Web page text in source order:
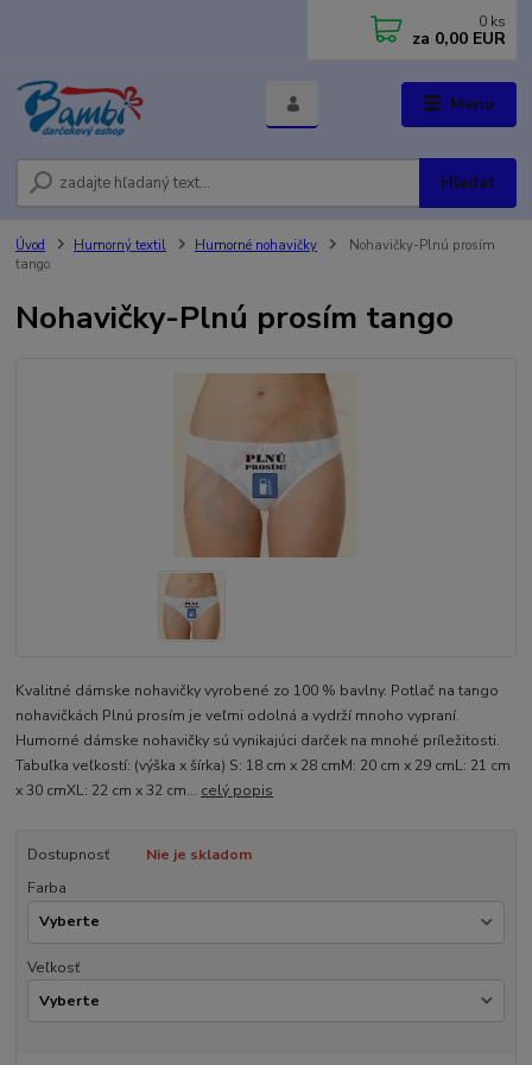
Menu
Hľadať
0 ks
za 0,00 EUR
Úvod Humorný textil Humorné nohavičky
Nohavičky-Plnú prosím
tango
Nohavičky-Plnú prosím tango
Kvalitné dámske nohavičky vyrobené zo 100 % bavlny. Potlač na tango
nohavičkách Plnú prosím je veľmi odolná a vydrží mnoho vypraní.
Humorné dámske nohavičky sú vynikajúci darček na mnohé príležitosti.
Tabuľka veľkostí: (výška x šírka) S: 18 cm x 28 cmM: 20 cm x 29 cmL: 21 cm
x 30 cmXL: 22 cm x 32 cm... celý popis
Dostupnosť
Nie je skladom
Farba
Veľkosť